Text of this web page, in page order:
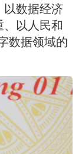
以数据经济
、以人民和
数据领域的